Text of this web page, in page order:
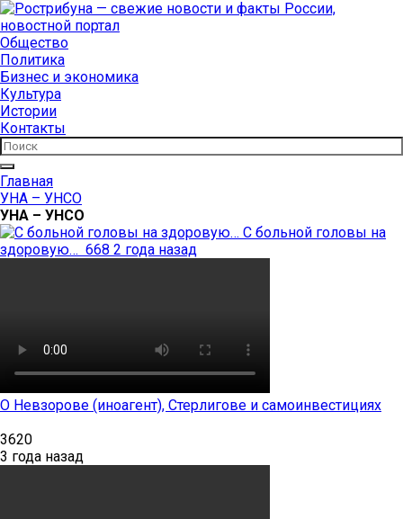
Общество
Политика
Бизнес и экономика
Культура
Истории
Контакты
Главная
УНА – УНСО
УНА – УНСО
С больной головы на
здоровую… 668 2 года назад
О Невзорове (иноагент), Стерлигове и самоинвестициях
3620
3 года назад